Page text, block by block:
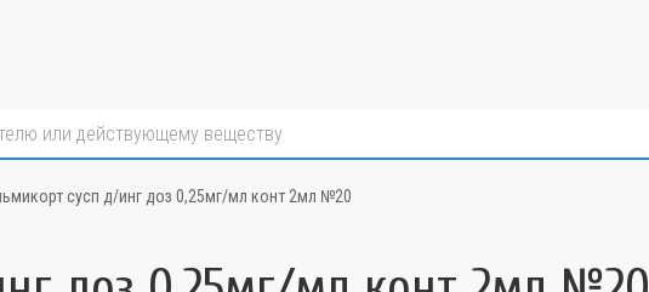
сусп д/инг доз 0,25мг/мл конт 2мл №20